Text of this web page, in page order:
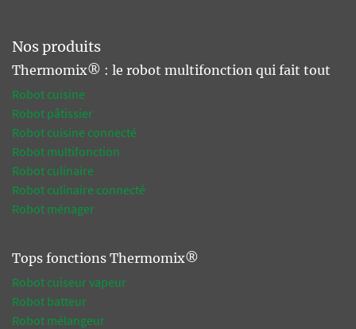
Nos produits
Thermomix® : le robot multifonction qui fait tout
Robot cuisine
Robot pâtissier
Robot cuisine connecté
Robot multifonction
Robot culinaire
Robot culinaire connecté
Robot ménager
Tops fonctions Thermomix®
Robot cuiseur vapeur
Robot batteur
Robot mélangeur